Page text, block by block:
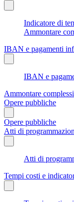
Indicatore di
Ammontare
IBAN e pagamenti
IBAN e
Ammontare
Opere pubbliche
Opere pubbliche
Atti di
Atti di
Tempi costi e